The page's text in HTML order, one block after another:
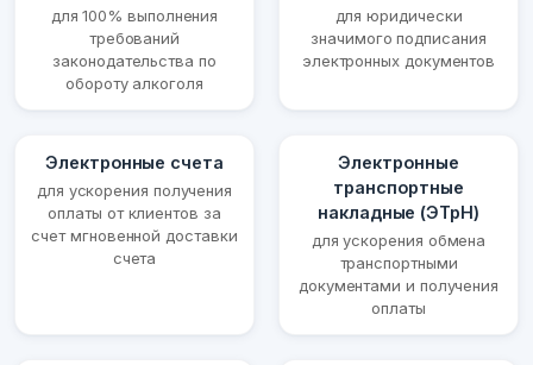
для 100% выполнения
требований
законодательства по
обороту алкоголя
для юридически
значимого подписания
электронных документов
Электронные счета
для ускорения получения
оплаты от клиентов за
счет мгновенной доставки
счета
Электронные
транспортные
накладные (ЭТрН)
для ускорения обмена
транспортными
документами и получения
оплаты